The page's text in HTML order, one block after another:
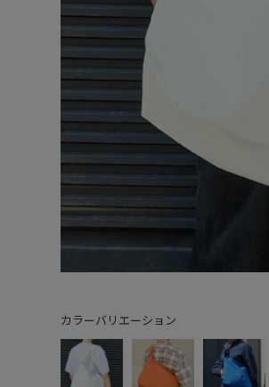
カラーバリエーション